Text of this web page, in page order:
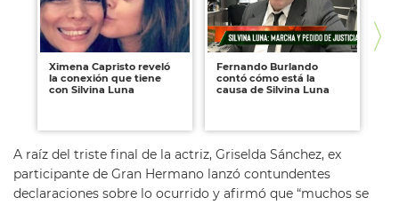
Ximena Capristo reveló
la conexión que tiene
con Silvina Luna
Fernando Burlando
contó cómo está la
causa de Silvina Luna
A raíz del triste final de la actriz, Griselda Sánchez, ex
participante de Gran Hermano lanzó contundentes
declaraciones sobre lo ocurrido y afirmó que “muchos se